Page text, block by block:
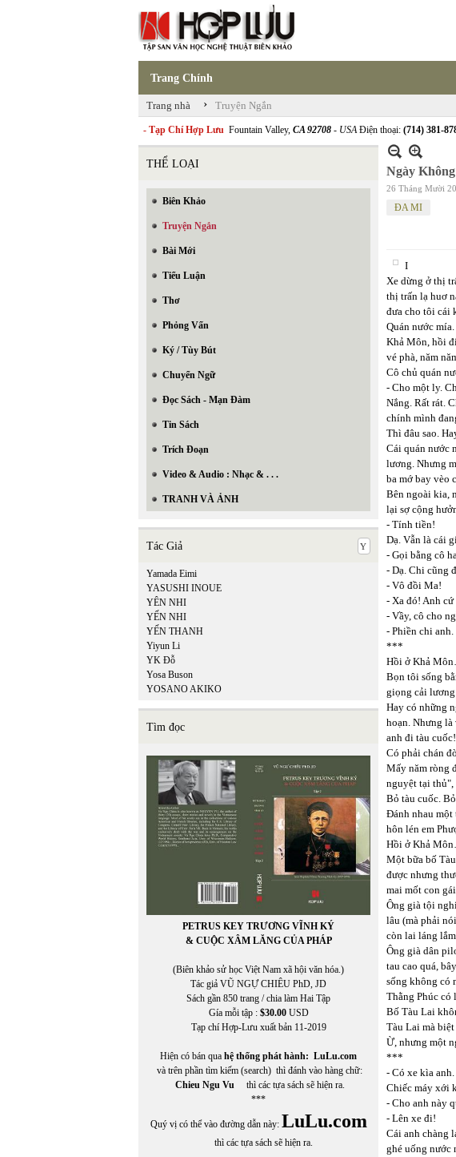
Trang Chính
Trang nhà › Truyện Ngắn
- Tạp Chí Hợp Lưu Fountain Valley, CA 92708 - USAĐiện thoại: (714) 381-
THỂ LOẠI
Biên Khảo
Truyện Ngắn
Bài Mới
Tiểu Luận
Thơ
Phỏng Vấn
Ký / Tùy Bút
Chuyển Ngữ
Đọc Sách - Mạn Đàm
Tin Sách
Trích Đoạn
Video & Audio : Nhạc & . . .
TRANH VÀ ẢNH
Tác Giả
Yamada Eimi
YASUSHI INOUE
YÊN NHI
YẾN NHI
YẾN THANH
Yiyun Li
YK Đỗ
Yosa Buson
YOSANO AKIKO
Tìm đọc
PETRUS KEY TRƯƠNG VĨNH KÝ
& CUỘC XÂM LĂNG CỦA PHÁP
(Biên khảo sử học Việt Nam xã hội văn hóa.)
Tác giả VŨ NGỰ CHIÊU PhD, JD
Sách gần 850 trang / chia làm Hai Tập
Gía mỗi tập : $30.00USD
Tạp chí Hợp-Lưu xuất bản 11-2019
Hiện có bán qua hệ thống phát hành: LuLu.com
và trên phần tìm kiếm (search) thì đánh vào hàng chữ:
Chieu Ngu Vu thì các tựa sách sẽ hiện ra.
***
Quý vị có thể vào đường dẫn này: LuLu.com
thì các tựa sách sẽ hiện ra.
Ngày
26 Tháng Mười
ĐA MI
I
Xe dừng ở thị
thị trấn lạ huơ
đưa cho tôi cái
Quán nước
Khả Môn, hồi
vé phà, năm
Cô chủ quán
- Cho một ly.
Nắng. Rất rát.
chính mình
Thì đâu sao.
Cái quán nước
lương. Nhưng
ba mớ bay vèo
Bên ngoài kia,
lại sợ cộng
- Tính tiền!
Dạ. Vẫn là cái
- Gọi bằng cô
- Dạ. Chi cũng
- Vô đồi Ma!
- Xa đó! Anh
- Vầy, cô cho
- Phiền chi anh.
***
Hồi ở Khả
Bọn tôi sống
giọng cải lương
Hay có những
hoạn. Nhưng
anh đi tàu
Có phải chán
Mấy năm ròng
nguyệt tại thủ",
Bỏ tàu cuốc.
Đánh nhau một
hôn lén em
Hồi ở Khả
Một bữa bố
được nhưng
mai mốt con
Ông già tội
lâu (mà phải
còn lai láng
Ông già dân
tau cao quá,
sống không có
Thằng Phúc có
Bố Tàu Lai
Tàu Lai mà
Ừ, nhưng một
***
- Có xe kìa
Chiếc máy xới
- Cho anh này
- Lên xe đi!
Cái anh chàng
ghé uống nước